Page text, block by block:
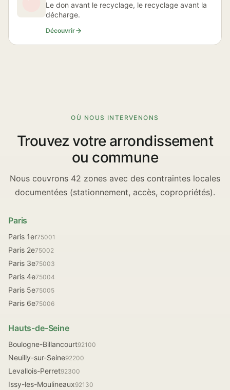
Le don avant le recyclage, le recyclage avant la
décharge.
Découvrir
OÙ NOUS INTERVENONS
Trouvez votre arrondissement
ou commune
Nous couvrons 42 zones avec des contraintes locales
documentées (stationnement, accès, copropriétés).
Paris
Paris 1er75001
Paris 2e75002
Paris 3e75003
Paris 4e75004
Paris 5e75005
Paris 6e75006
Hauts-de-Seine
Boulogne-Billancourt92100
Neuilly-sur-Seine92200
Levallois-Perret92300
Issy-les-Moulineaux92130